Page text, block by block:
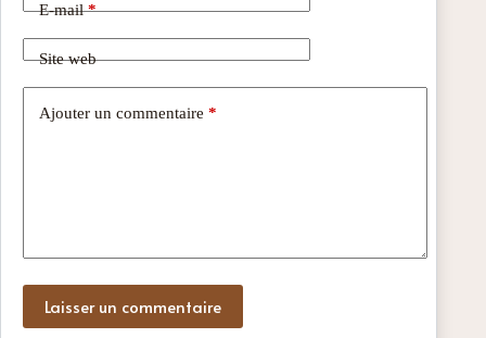
E-mail*
Site web
Ajouter un commentaire *
Laisser un commentaire